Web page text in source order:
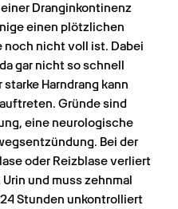
Dranginkontinenz
einen plötzlichen
noch nicht voll ist. Dabei
gar nicht so schnell
Harndrang kann
Gründe sind
eine neurologische
Bei der
oder Reizblase verliert
und muss zehnmal
Stunden unkontrolliert